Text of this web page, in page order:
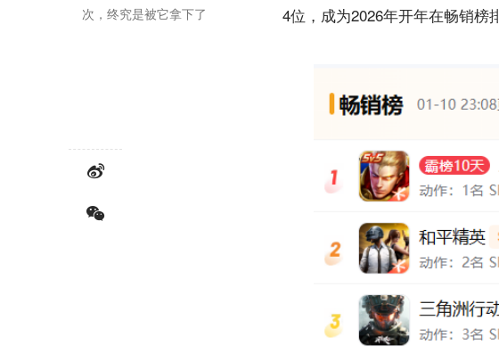
次，终究是被它拿下了
4位，成为2026年开年在畅销榜